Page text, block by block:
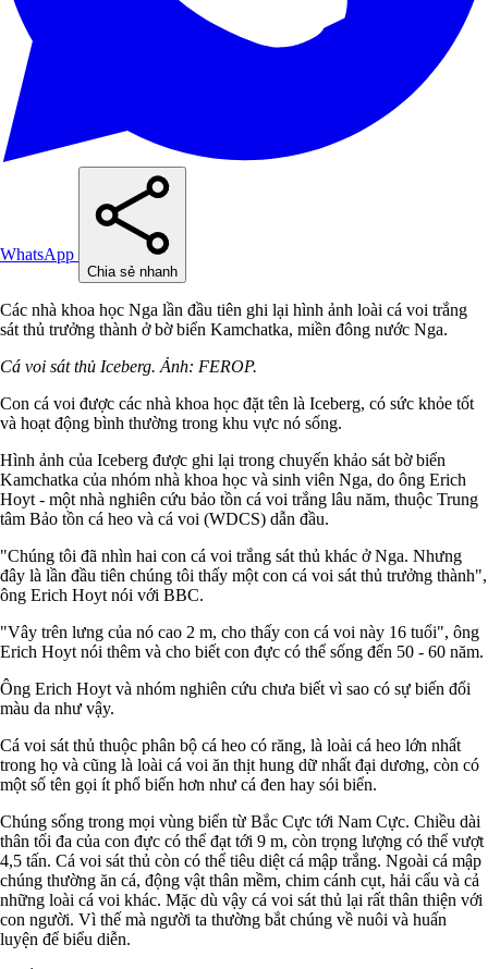
WhatsApp
Chia sẻ nhanh
Các nhà khoa học Nga lần đầu tiên ghi lại hình ảnh loài cá voi trắng
sát thủ trưởng thành ở bờ biển Kamchatka, miền đông nước Nga.
Cá voi sát thủ Iceberg. Ảnh: FEROP.
Con cá voi được các nhà khoa học đặt tên là Iceberg, có sức khỏe tốt
và hoạt động bình thường trong khu vực nó sống.
Hình ảnh của Iceberg được ghi lại trong chuyến khảo sát bờ biển
Kamchatka của nhóm nhà khoa học và sinh viên Nga, do ông Erich
Hoyt - một nhà nghiên cứu bảo tồn cá voi trắng lâu năm, thuộc Trung
tâm Bảo tồn cá heo và cá voi (WDCS) dẫn đầu.
"Chúng tôi đã nhìn hai con cá voi trắng sát thủ khác ở Nga. Nhưng
đây là lần đầu tiên chúng tôi thấy một con cá voi sát thủ trưởng thành",
ông Erich Hoyt nói với BBC.
"Vây trên lưng của nó cao 2 m, cho thấy con cá voi này 16 tuổi", ông
Erich Hoyt nói thêm và cho biết con đực có thể sống đến 50 - 60 năm.
Ông Erich Hoyt và nhóm nghiên cứu chưa biết vì sao có sự biến đổi
màu da như vậy.
Cá voi sát thủ thuộc phân bộ cá heo có răng, là loài cá heo lớn nhất
trong họ và cũng là loài cá voi ăn thịt hung dữ nhất đại dương, còn có
một số tên gọi ít phổ biến hơn như cá đen hay sói biển.
Chúng sống trong mọi vùng biển từ Bắc Cực tới Nam Cực. Chiều dài
thân tối đa của con đực có thể đạt tới 9 m, còn trọng lượng có thể vượt
4,5 tấn. Cá voi sát thủ còn có thể tiêu diệt cá mập trắng. Ngoài cá mập
chúng thường ăn cá, động vật thân mềm, chim cánh cụt, hải cẩu và cả
những loài cá voi khác. Mặc dù vậy cá voi sát thủ lại rất thân thiện với
con người. Vì thế mà người ta thường bắt chúng về nuôi và huấn
luyện để biểu diễn.